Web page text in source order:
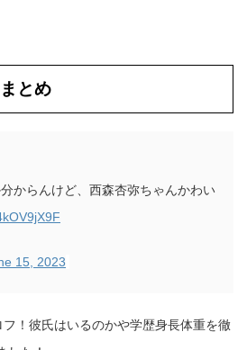
とめ
からんけど、西森杏弥ちゃんかわい
15, 2023
！彼氏はいるのかや学歴身長体重を徹